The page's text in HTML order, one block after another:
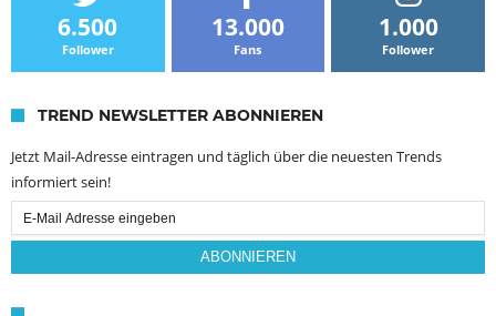
6.500
Follower
13.000
Fans
1.000
Follower
TREND NEWSLETTER ABONNIEREN
Jetzt Mail-Adresse eintragen und täglich über die neuesten Trends
informiert sein!
Email
Subscription
ABONNIEREN